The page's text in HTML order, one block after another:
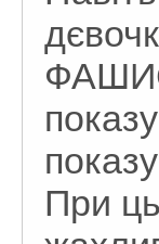
При